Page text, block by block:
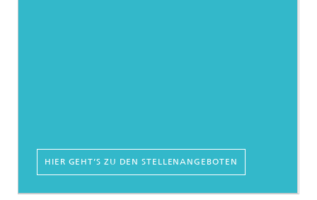
HIER GEHT’S ZU DEN STELLENANGEBOTEN